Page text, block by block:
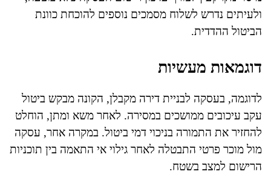
ולעיתים נדרש לשלוח מסמכים נוספים להוכחת כוונת
הביטול ההדדית.
דוגמאות מעשיות
לדוגמה, בעסקה לבניית דירה מקבלן, הקונה מבקש ביטול
עקב עיכובים ממושכים במסירה. לאחר משא ומתן, הוחלט
להחזיר את התמורה בניכוי דמי ביטול. במקרה אחר, עסקה
מול מוכר פרטי התבטלה לאחר גילוי אי התאמה בין תוכניות
הרישום למצב בשטח.